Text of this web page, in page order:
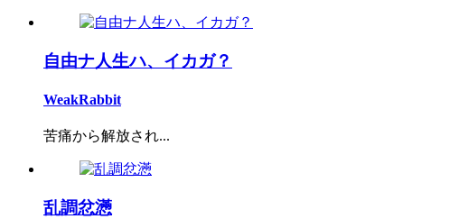
自由ナ人生ハ、イカガ？
WeakRabbit
苦痛から解放され...
乱調忿懣